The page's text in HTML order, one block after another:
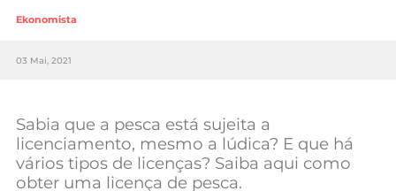
Tecnologia
Negócios
Ekonomista
03 Mai, 2021
Sabia que a pesca está sujeita a
licenciamento, mesmo a lúdica? E que há
vários tipos de licenças? Saiba aqui como
obter uma licença de pesca.